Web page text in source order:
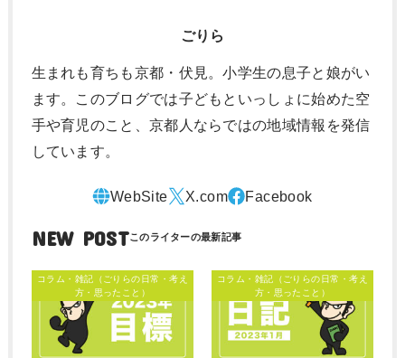
ごりら
生まれも育ちも京都・伏見。小学生の息子と娘がい
ます。このブログでは子どもといっしょに始めた空
手や育児のこと、京都人ならではの地域情報を発信
しています。
NEW POST
コラム・雑記（ごりらの日常・考え
方・思ったこと）
コラム・雑記（ごりらの日常・考え
方・思ったこと）